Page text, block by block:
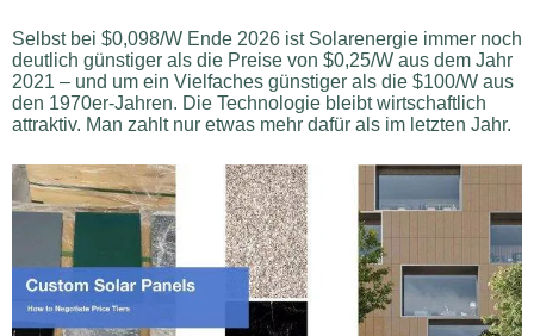
Selbst bei $0,098/W Ende 2026 ist Solarenergie immer noch
deutlich günstiger als die Preise von $0,25/W aus dem Jahr
2021 – und um ein Vielfaches günstiger als die $100/W aus
den 1970er-Jahren. Die Technologie bleibt wirtschaftlich
attraktiv. Man zahlt nur etwas mehr dafür als im letzten Jahr.